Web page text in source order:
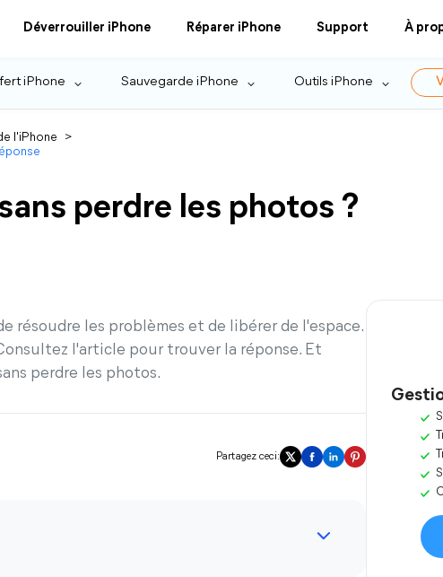
Déverrouiller iPhone Réparer iPhone Support À
iPhone Sauvegarde iPhone Outils iPhone
l'iPhone
>
perdre les photos ?
résoudre les problèmes et de libérer de l'espace.
l'article pour trouver la réponse. Et
perdre les photos.
Partagez ceci: